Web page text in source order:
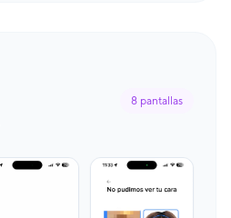
8 pantallas